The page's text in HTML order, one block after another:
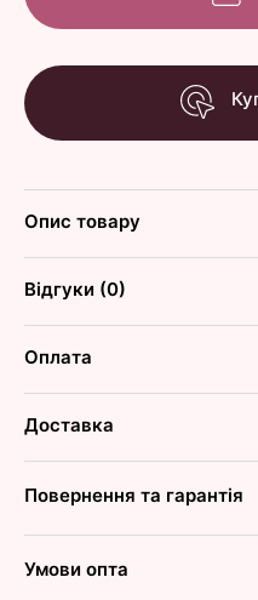
Опис товару
Відгуки (0)
Оплата
Доставка
Повернення та гарантія
Умови опта